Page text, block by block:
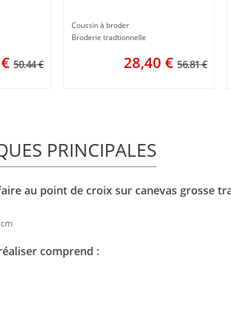
€ 50.44 €
Coussin à broder
Broderie tradtionnelle
28,40 € 56.81 €
PRINCIPALES
au point de croix sur canevas grosse
comprend :